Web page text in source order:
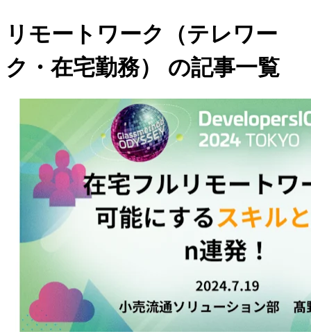
リモートワーク（テレワー
ク・在宅勤務） の記事一覧